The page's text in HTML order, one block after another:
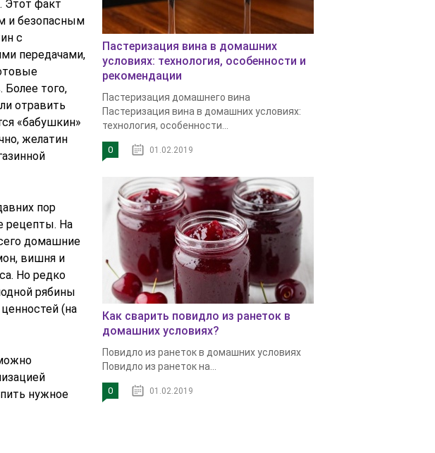
Этот факт
и безопасным
с
передачами,
того,
отравить
«бабушкин»
желатин
пор
рецепты. На
домашние
вишня и
Но редко
рябины
(на
нужное
Пастеризация вина в домашних
условиях: технология, особенности и
рекомендации
Пастеризация домашнего вина
Пастеризация вина в домашних условиях:
технология, особенности...
0 01.02.2019
Как сварить повидло из ранеток в
домашних условиях?
Повидло из ранеток в домашних условиях
Повидло из ранеток на...
0 01.02.2019